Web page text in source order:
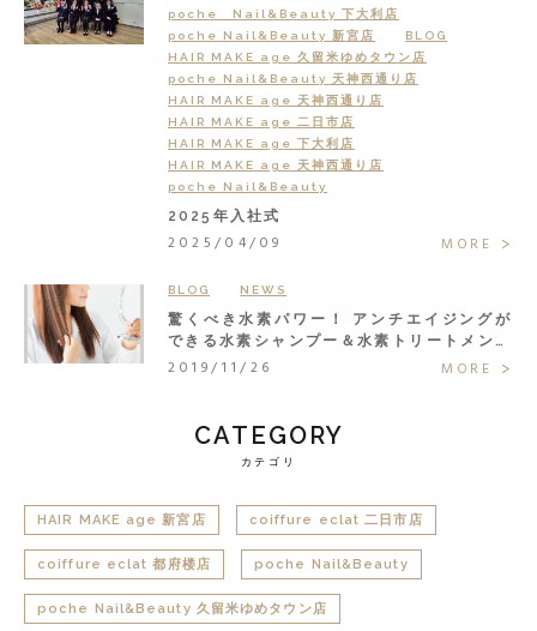
poche Nail&Beauty 下大利店
poche Nail&Beauty 新宮店
BLOG
HAIR MAKE age 久留米ゆめタウン店
poche Nail&Beauty 天神西通り店
HAIR MAKE age 天神西通り店
HAIR MAKE age 二日市店
HAIR MAKE age 下大利店
HAIR MAKE age 天神西通り店
poche Nail&Beauty
2025年入社式
2025/04/09 MORE
BLOG NEWS
驚くべき水素パワー！ アンチエイジングが
できる水素シャンプー＆水素トリートメント
で大人の髪悩みまるごと解決◎
2019/11/26 MORE
CATEGORY
カテゴリ
HAIR MAKE age 新宮店 coiffure eclat 二日市店
coiffure eclat 都府楼店 poche Nail&Beauty
poche Nail&Beauty 久留米ゆめタウン店